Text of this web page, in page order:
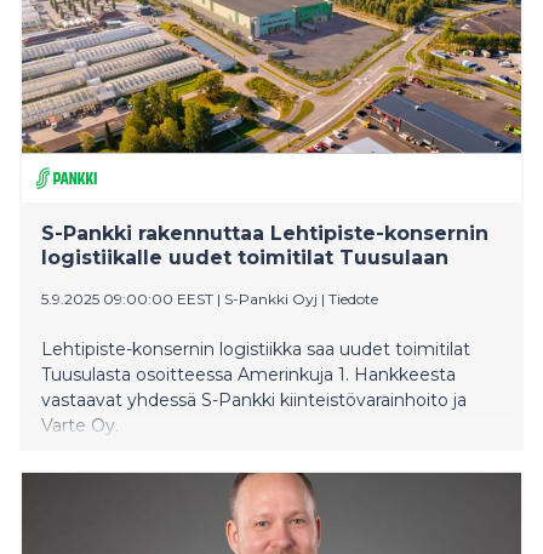
S-Pankki rakennuttaa Lehtipiste-konsernin
logistiikalle uudet toimitilat Tuusulaan
5.9.2025 09:00:00 EEST | S-Pankki Oyj | Tiedote
Lehtipiste-konsernin logistiikka saa uudet toimitilat
Tuusulasta osoitteessa Amerinkuja 1. Hankkeesta
vastaavat yhdessä S-Pankki kiinteistövarainhoito ja
Varte Oy.